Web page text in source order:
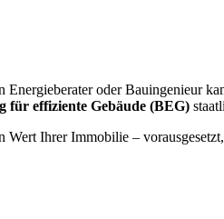
oder Bauingenieur
für effiziente Gebäude (BEG)
Ihrer Immobilie –